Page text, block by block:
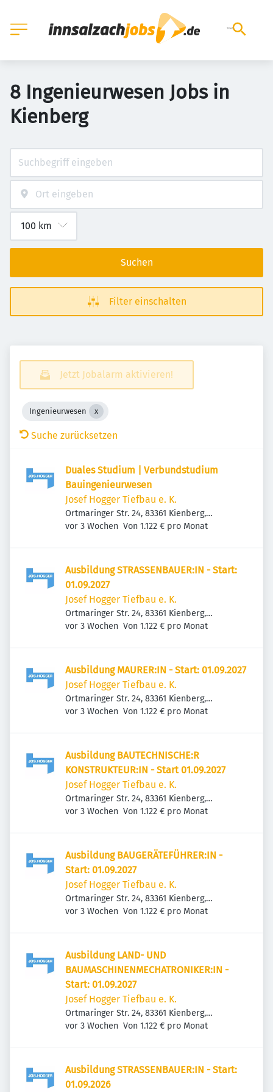
8 Ingenieurwesen Jobs in
Kienberg
Suchen
Filter einschalten
Jetzt Jobalarm aktivieren!
Ingenieurwesen
Suche zurücksetzen
Duales Studium | Verbundstudium
Bauingenieurwesen
Josef Hogger Tiefbau e. K.
Ortmaringer Str. 24, 83361 Kienberg,
Deutschland
Veröffentlicht
vor 3 Wochen Von 1.122 € pro Monat
Ausbildung STRASSENBAUER:IN - Start:
01.09.2027
Josef Hogger Tiefbau e. K.
Ortmaringer Str. 24, 83361 Kienberg,
Deutschland
Veröffentlicht
vor 3 Wochen Von 1.122 € pro Monat
Ausbildung MAURER:IN - Start: 01.09.2027
Josef Hogger Tiefbau e. K.
Ortmaringer Str. 24, 83361 Kienberg,
Deutschland
Veröffentlicht
vor 3 Wochen Von 1.122 € pro Monat
Ausbildung BAUTECHNISCHE:R
KONSTRUKTEUR:IN - Start 01.09.2027
Josef Hogger Tiefbau e. K.
Ortmaringer Str. 24, 83361 Kienberg,
Deutschland
Veröffentlicht
vor 3 Wochen Von 1.122 € pro Monat
Ausbildung BAUGERÄTEFÜHRER:IN -
Start: 01.09.2027
Josef Hogger Tiefbau e. K.
Ortmaringer Str. 24, 83361 Kienberg,
Deutschland
Veröffentlicht
vor 3 Wochen Von 1.122 € pro Monat
Ausbildung LAND- UND
BAUMASCHINENMECHATRONIKER:IN -
Start: 01.09.2027
Josef Hogger Tiefbau e. K.
Ortmaringer Str. 24, 83361 Kienberg,
Deutschland
Veröffentlicht
vor 3 Wochen Von 1.122 € pro Monat
Ausbildung STRASSENBAUER:IN - Start:
01.09.2026